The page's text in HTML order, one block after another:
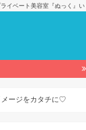
イベート美容室『ぬっく』
メージをカタチに♡